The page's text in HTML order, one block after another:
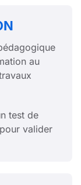
au
test de
valider